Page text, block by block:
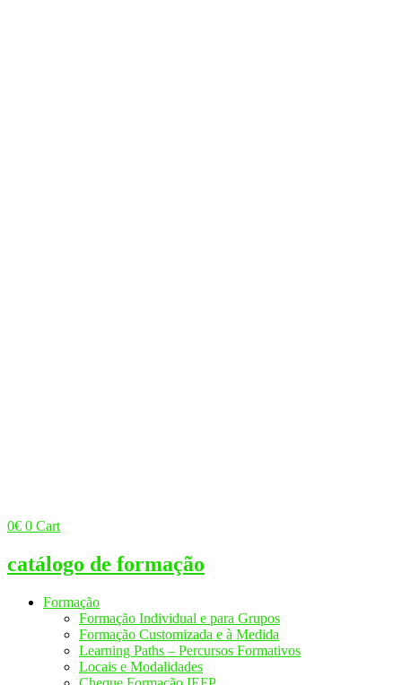
0€ 0 Cart
catálogo de formação
Formação
Formação Individual e para Grupos
Formação Customizada e à Medida
Learning Paths – Percursos Formativos
Locais e Modalidades